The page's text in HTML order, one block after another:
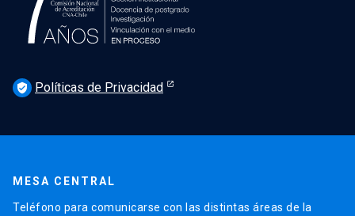
verified_user Políticas de Privacidad
MESA CENTRAL
Teléfono para comunicarse con las distintas áreas de la